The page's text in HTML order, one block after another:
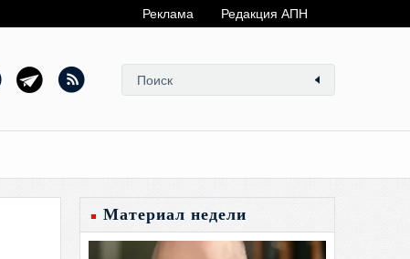
Реклама Редакция АПН
Материал недели